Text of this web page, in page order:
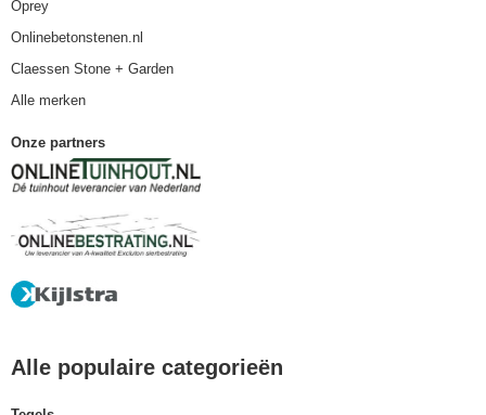
Oprey
Onlinebetonstenen.nl
Claessen Stone + Garden
Alle merken
Onze partners
Alle populaire categorieën